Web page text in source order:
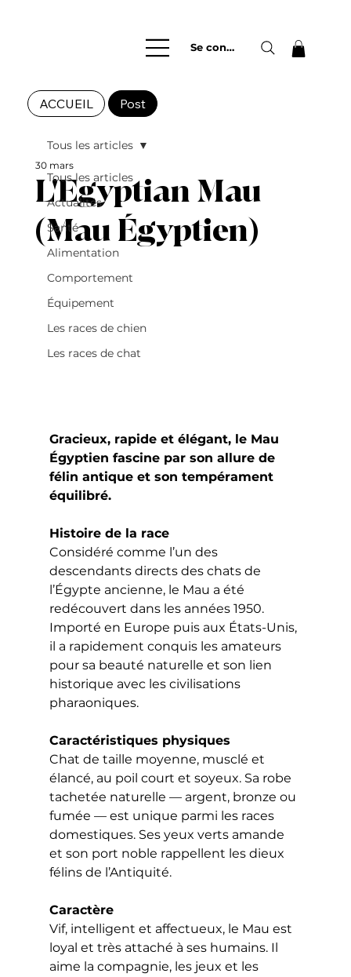
Se connecter
Tous les articles
Actualités
Santé
Alimentation
Comportement
Équipement
Les races de chien
Les races de chat
Tous les articles
L'Egyptian Mau
(Mau Égyptien)
30 mars
Gracieux, rapide et élégant, le Mau
Égyptien fascine par son allure de
félin antique et son tempérament
équilibré.
Histoire de la race
Considéré comme l’un des
descendants directs des chats de
l’Égypte ancienne, le Mau a été
redécouvert dans les années 1950.
Importé en Europe puis aux États-Unis,
il a rapidement conquis les amateurs
pour sa beauté naturelle et son lien
historique avec les civilisations
pharaoniques.
Caractéristiques physiques
Chat de taille moyenne, musclé et
élancé, au poil court et soyeux. Sa robe
tachetée naturelle — argent, bronze ou
fumée — est unique parmi les races
domestiques. Ses yeux verts amande
et son port noble rappellent les dieux
félins de l’Antiquité.
Caractère
Vif, intelligent et affectueux, le Mau est
loyal et très attaché à ses humains. Il
aime la compagnie, les jeux et les
ACCUEIL Post